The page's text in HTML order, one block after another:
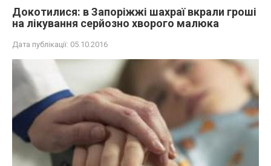
Докотилися: в Запоріжжі шахраї вкрали гроші
на лікування серйозно хворого малюка
Дата публікації: 05.10.2016